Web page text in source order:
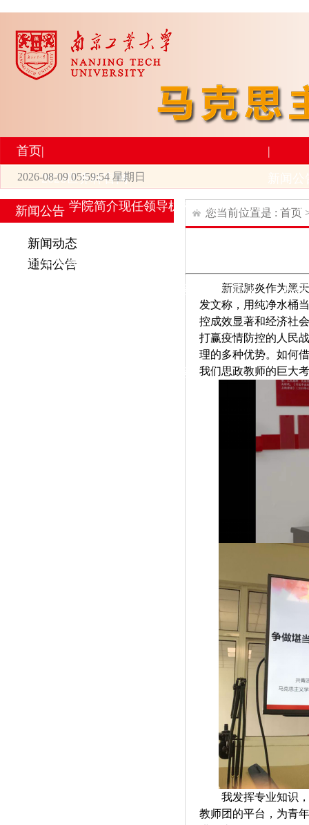
首页|
2026世界杯官网
学院简介现任领导机构设置师资力量
|
研究生培养
学生活动 招生与就业
科
工会活动
2026-08-09 05:59:54 星期日
新闻公告
新闻动态
通知公告
您当前位置是 : 首页
新冠肺炎作为黑
发文称，用纯净水桶
控成效显著和经济社
打赢疫情防控的人民
理的多种优势。如何
我们思政教师的巨大
我发挥专业知识
教师团的平台，为青